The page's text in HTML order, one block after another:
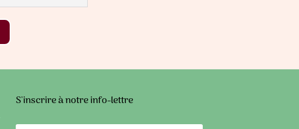
S'inscrire à notre info-lettre